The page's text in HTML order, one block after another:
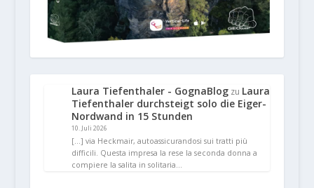
Laura Tiefenthaler - GognaBlogzu Laura
Tiefenthaler durchsteigt solo die Eiger-
Nordwand in 15 Stunden
10. Juli 2026
[…] via Heckmair, autoassicurandosi sui tratti più
difficili. Questa impresa la rese la seconda donna a
compiere la salita in solitaria…